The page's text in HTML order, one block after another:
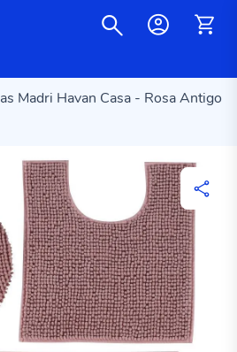
Madri Havan Casa - Rosa Antigo